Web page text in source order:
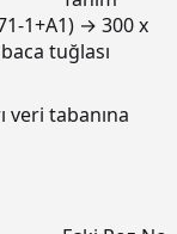
veri tabanına
1+A1) → 300 x
tuğlası